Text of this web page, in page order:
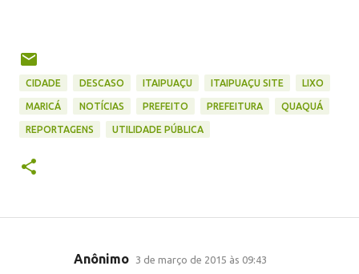
CIDADE DESCASO ITAIPUAÇU ITAIPUAÇU SITE LIXO
MARICÁ NOTÍCIAS PREFEITO PREFEITURA QUAQUÁ
REPORTAGENS UTILIDADE PÚBLICA
Anônimo 3 de março de 2015 às 09:43